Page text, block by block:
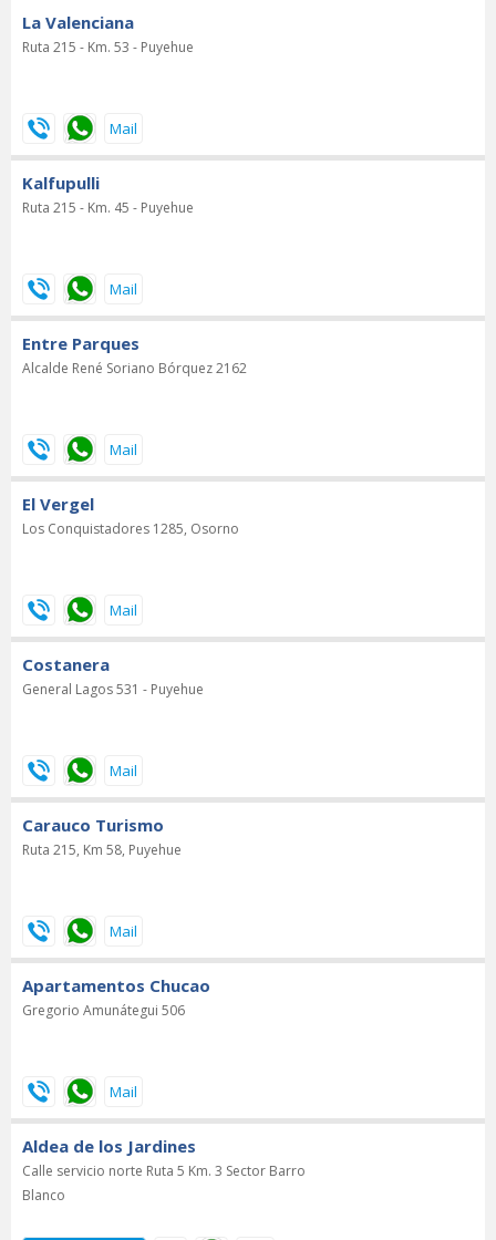
La Valenciana
Ruta 215 - Km. 53 - Puyehue
Kalfupulli
Ruta 215 - Km. 45 - Puyehue
Entre Parques
Alcalde René Soriano Bórquez 2162
El Vergel
Los Conquistadores 1285, Osorno
Costanera
General Lagos 531 - Puyehue
Carauco Turismo
Ruta 215, Km 58, Puyehue
Apartamentos Chucao
Gregorio Amunátegui 506
Aldea de los Jardines
Calle servicio norte Ruta 5 Km. 3 Sector Barro
Blanco